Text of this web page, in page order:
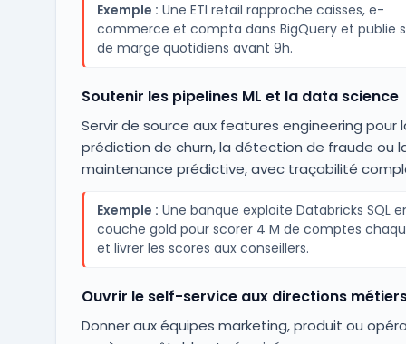
Exemple : Une ETI retail rapproche caisses, e-
commerce et compta dans BigQuery et publie
de marge quotidiens avant 9h.
Soutenir les pipelines ML et la data science
Servir de source aux features engineering pour
prédiction de churn, la détection de fraude ou
maintenance prédictive, avec traçabilité
Exemple : Une banque exploite Databricks SQL
couche gold pour scorer 4 M de comptes
et livrer les scores aux conseillers.
Ouvrir le self-service aux directions
Donner aux équipes marketing, produit ou